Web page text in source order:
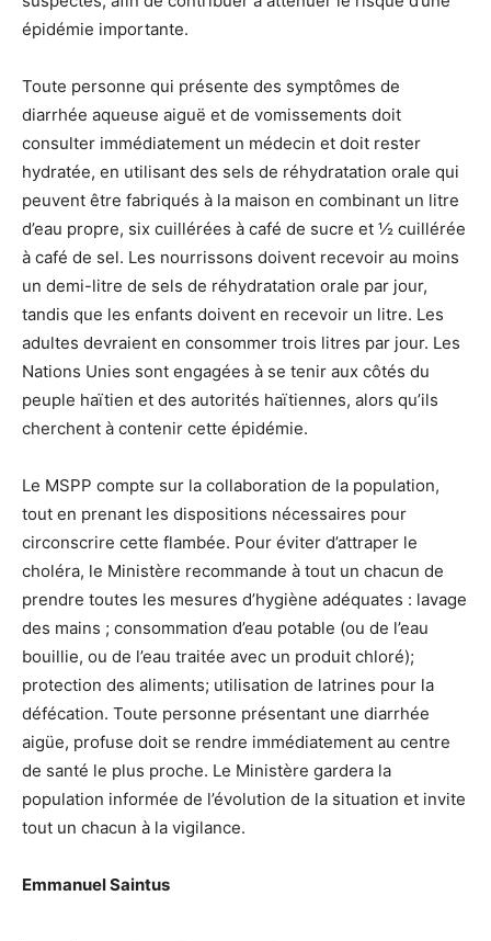
épidémie importante.
Toute personne qui présente des symptômes de
diarrhée aqueuse aiguë et de vomissements doit
consulter immédiatement un médecin et doit rester
hydratée, en utilisant des sels de réhydratation orale qui
peuvent être fabriqués à la maison en combinant un litre
d’eau propre, six cuillérées à café de sucre et ½ cuillérée
à café de sel. Les nourrissons doivent recevoir au moins
un demi-litre de sels de réhydratation orale par jour,
tandis que les enfants doivent en recevoir un litre. Les
adultes devraient en consommer trois litres par jour. Les
Nations Unies sont engagées à se tenir aux côtés du
peuple haïtien et des autorités haïtiennes, alors qu’ils
cherchent à contenir cette épidémie.
Le MSPP compte sur la collaboration de la population,
tout en prenant les dispositions nécessaires pour
circonscrire cette flambée. Pour éviter d’attraper le
choléra, le Ministère recommande à tout un chacun de
prendre toutes les mesures d’hygiène adéquates : lavage
des mains ; consommation d’eau potable (ou de l’eau
bouillie, ou de l’eau traitée avec un produit chloré);
protection des aliments; utilisation de latrines pour la
défécation. Toute personne présentant une diarrhée
aigüe, profuse doit se rendre immédiatement au centre
de santé le plus proche. Le Ministère gardera la
population informée de l’évolution de la situation et invite
tout un chacun à la vigilance.
Emmanuel Saintus